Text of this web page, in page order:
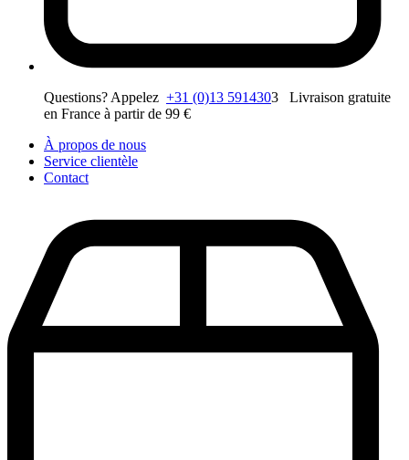
Questions? Appelez +31 (0)13 5914303 Livraison gratuite
en France à partir de 99 €
À propos de nous
Service clientèle
Contact